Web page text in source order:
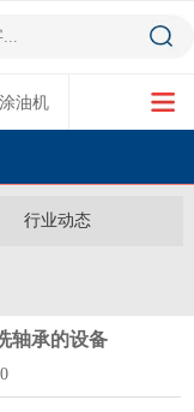
油机
行业动态
轴承的设备